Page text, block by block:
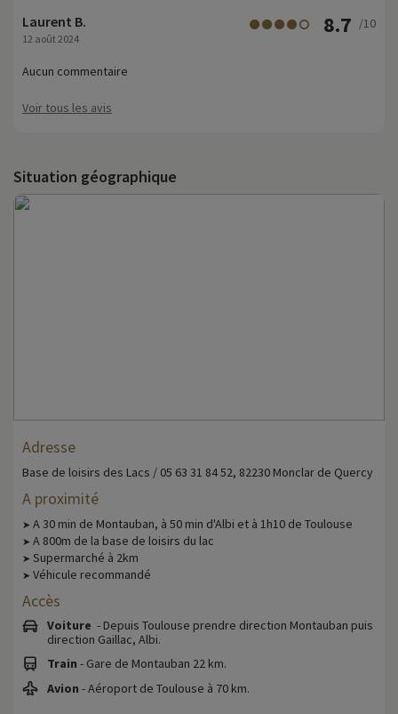
Laurent B.
12 août 2024
8.7 /10
Aucun commentaire
Voir tous les avis
Situation géographique
Adresse
Base de loisirs des Lacs / 05 63 31 84 52, 82230 Monclar de Quercy
A proximité
➤ A 30 min de Montauban, à 50 min d'Albi et à 1h10 de Toulouse
➤ A 800m de la base de loisirs du lac
➤ Supermarché à 2km
➤ Véhicule recommandé
Accès
Voiture - Depuis Toulouse prendre direction Montauban puis
direction Gaillac, Albi.
Train - Gare de Montauban 22 km.
Avion - Aéroport de Toulouse à 70 km.